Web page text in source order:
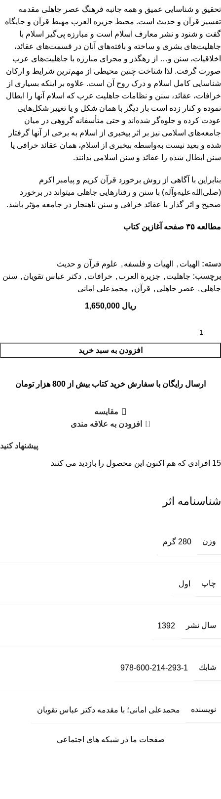
تحقیق و شناسایی عمیق و همه جانبه فرهنگ عصر جاهلی مقدمه
تفسیر قرآن و حدیث است. محیط جزیره العرب مهبط قرآن و جایگاه
گفت و شنود و نشر معارف اسلام است و مبارزه پی‌گیر اسلام با
جاهلیت‌های بشری و ساخته و بافته‌های آنان در قسمت‌های عقائد،
اخلاقیات، سنن و… از رهگذر و مجرای مبارزه با جاهلیت‌های عرب
صورت گرفت. لذا شناخت چنین محیطی از مهم‌ترین شرایط و ارکان
شناسایی کامل اسلام و درک روح آن است. علاوه بر اینکه بسیاری از
خرافات، عقائد، سنن و نظامات جاهلیت عرب که اسلام آنها را ابطال
نموده و کنار زده است بار دیگر با همان شکل و یا تغییر شکل‌هایی
عودت کرده و جلوه‌گر شده‌اند و حتی متأسفانه گروهی در میان
جامعه‌های اسلامی نیز بر اثر بی­خبری از اسلام به برخی از آنها گرفتار
شده و بعید نیست به‌واسطه بی­خبری از اسلام، همان عقائد خرافی یا
سنن ابطال شده را عقائد و سنن اسلامی بدانند.
بنابراین با آگاهی از روش برخورد قرآن کریم و پیامبر اکرم
(صلی‌الله‌علیه‌و‌آله) با سنن و رفتارهایی جاهلی می­تواند در برخورد
صحیح و اثر گذار با عقائد خرافی و سنن ناهنجار در جامعه مؤثر باشد.
مطالعه ۳۵ صفحه آغازین کتاب
دسته: الهيات , الهیات و فلسفه , علوم قرآن و حدیث
برچسب: جاهلیت , جزيرة العرب , خرافات , دکتر عباس تقویان , سنن
جاهلی , عصر جاهلی , قرآن , محمدعلی امانی
ریال
افزودن به سبد خرید
ارسال رایگان با سفارش خرید کتاب بیش از 800 هزار تومان
مقایسه
افزودن به علاقه مندی
پیشنهاد کنید
15 افرادی که هم اکنون این محصول را بازدید می کنند
شناسنامه اثر
وزن 280 گرم
چاپ اول
سال نشر 1392
شابك 978-600-214-293-1
نویسنده محمدعلی امانی؛ با مقدمه دکتر عباس تقویان
صفحات ما در شبکه های اجتماعی